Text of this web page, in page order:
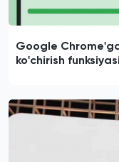
Google
ko'chirish